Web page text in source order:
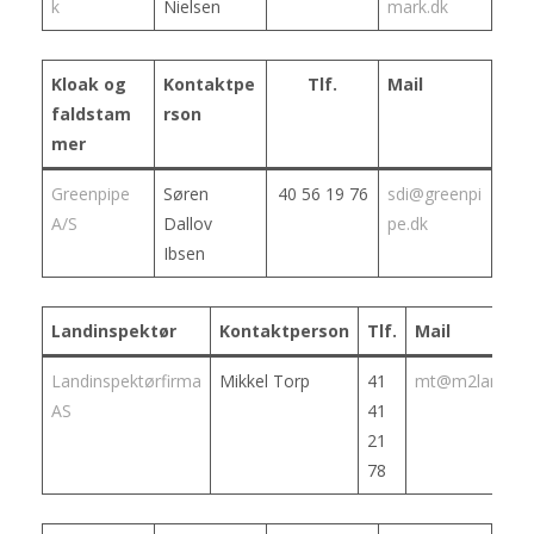
k Nielsen mark.dk
Kloak og
faldstam
mer
Kontaktpe
rson
Tlf. Mail
Greenpipe
A/S
Søren
Dallov
Ibsen
40 56 19 76
sdi@greenpi
pe.dk
Landinspektør Kontaktperson Tlf. Mail
Landinspektørfirma
AS
Mikkel Torp
41
41
21
78
mt@m2land.dk